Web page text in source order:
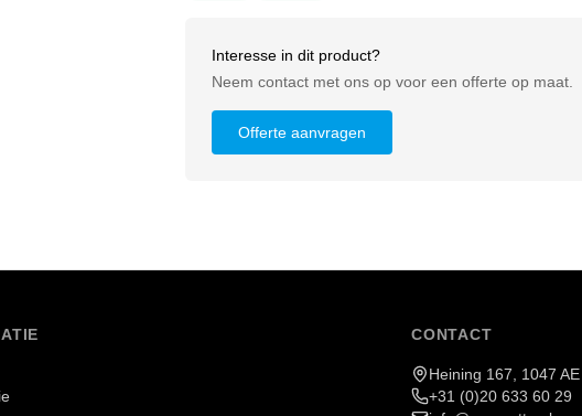
Interesse in dit product?
Neem contact met ons op voor een offerte op maat.
Offerte aanvragen
CONTACT
Heining 167, 1047
+31 (0)20 633 60 29